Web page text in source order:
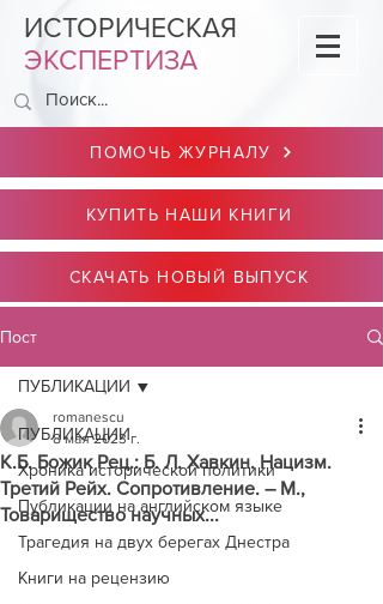
ИСТОРИЧЕСКАЯ
ЭКСПЕРТИЗА
ПОМОЧЬ ЖУРНАЛУ
КУПИТЬ НАШИ КНИГИ
СКАЧАТЬ НОВЫЙ ВЫПУСК
Пост
ПУБЛИКАЦИИ
Хроника исторической политики
Публикации на английском языке
Трагедия на двух берегах Днестра
Книги на рецензию
ПУБЛИКАЦИИ
К.Б. Божик Рец.: Б. Л. Хавкин. Нацизм.
Третий Рейх. Сопротивление. – М.,
Товарищество научных...
romanescu
8 мая 2023 г.